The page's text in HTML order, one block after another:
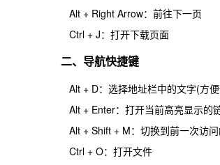
Alt + Right Arrow：前往下一页
Ctrl + J：打开下载页面
二、导航快捷键
Alt + D：选择地址栏中的文字(方
Alt + Enter：打开当前高亮显示的
Alt + Shift + M：切换到前一次访
Ctrl + O：打开文件